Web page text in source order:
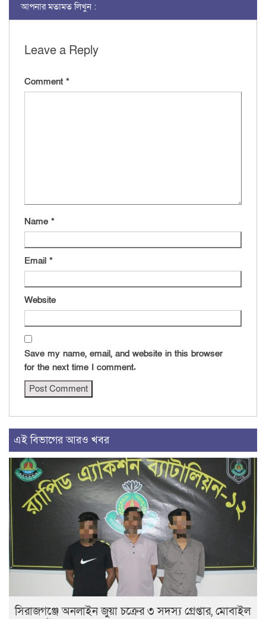
আপনার মতামত লিখুন :
Leave a Reply
Comment *
Name *
Email *
Website
Save my name, email, and website in this browser
for the next time I comment.
এই বিভাগের আরও খবর
সিরাজগঞ্জে অনলাইন জুয়া চক্রের ৩ সদস্য গ্রেপ্তার, মোবাইল